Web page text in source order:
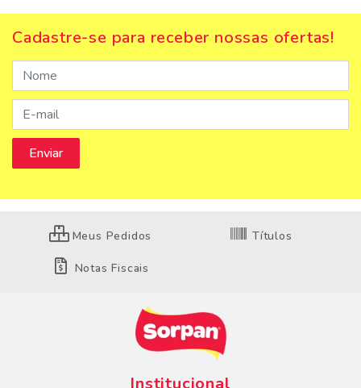
Cadastre-se para receber nossas ofertas!
Meus Pedidos Títulos
Notas Fiscais
Institucional